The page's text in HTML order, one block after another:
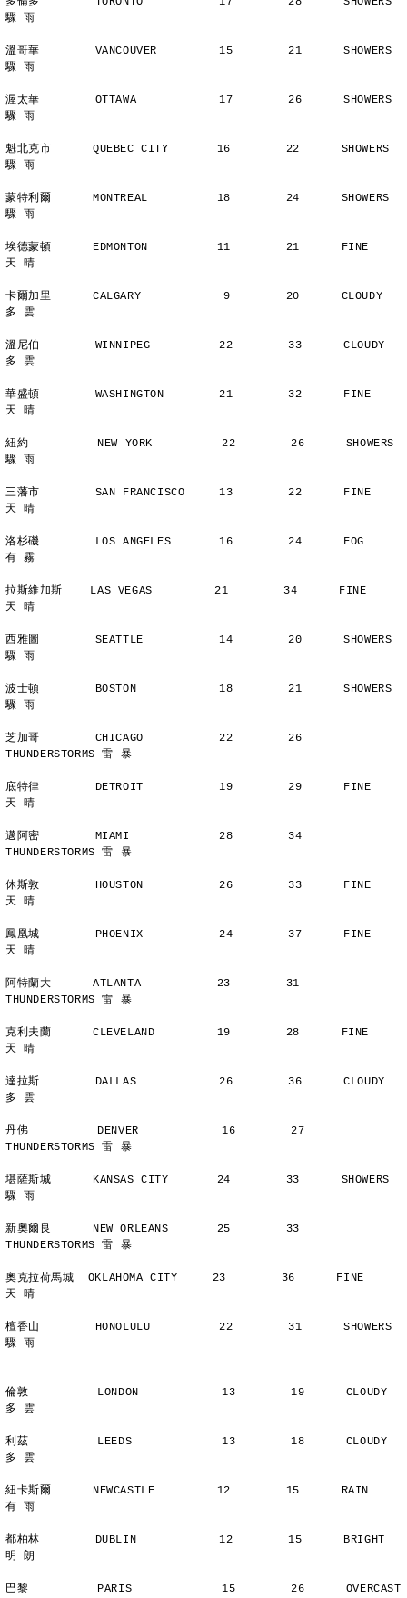
驟 雨
溫哥華        VANCOUVER         15        21      SHOWERS
驟 雨
渥太華        OTTAWA            17        26      SHOWERS
驟 雨
魁北克市      QUEBEC CITY       16        22      SHOWERS
驟 雨
蒙特利爾      MONTREAL          18        24      SHOWERS
驟 雨
埃德蒙頓      EDMONTON          11        21      FINE
天 晴
卡爾加里      CALGARY            9        20      CLOUDY
多 雲
溫尼伯        WINNIPEG          22        33      CLOUDY
多 雲
華盛頓        WASHINGTON        21        32      FINE
天 晴
紐約          NEW YORK          22        26      SHOWERS
驟 雨
三藩市        SAN FRANCISCO     13        22      FINE
天 晴
洛杉磯        LOS ANGELES       16        24      FOG
有 霧
拉斯維加斯    LAS VEGAS         21        34      FINE
天 晴
西雅圖        SEATTLE           14        20      SHOWERS
驟 雨
波士頓        BOSTON            18        21      SHOWERS
驟 雨
芝加哥        CHICAGO           22        26
THUNDERSTORMS 雷 暴
底特律        DETROIT           19        29      FINE
天 晴
邁阿密        MIAMI             28        34
THUNDERSTORMS 雷 暴
休斯敦        HOUSTON           26        33      FINE
天 晴
鳳凰城        PHOENIX           24        37      FINE
天 晴
阿特蘭大      ATLANTA           23        31
THUNDERSTORMS 雷 暴
克利夫蘭      CLEVELAND         19        28      FINE
天 晴
達拉斯        DALLAS            26        36      CLOUDY
多 雲
丹佛          DENVER            16        27
THUNDERSTORMS 雷 暴
堪薩斯城      KANSAS CITY       24        33      SHOWERS
驟 雨
新奧爾良      NEW ORLEANS       25        33
THUNDERSTORMS 雷 暴
奧克拉荷馬城  OKLAHOMA CITY     23        36      FINE
天 晴
檀香山        HONOLULU          22        31      SHOWERS
驟 雨
倫敦          LONDON            13        19      CLOUDY
多 雲
利茲          LEEDS             13        18      CLOUDY
多 雲
紐卡斯爾      NEWCASTLE         12        15      RAIN
有 雨
都柏林        DUBLIN            12        15      BRIGHT
明 朗
巴黎          PARIS             15        26      OVERCAST